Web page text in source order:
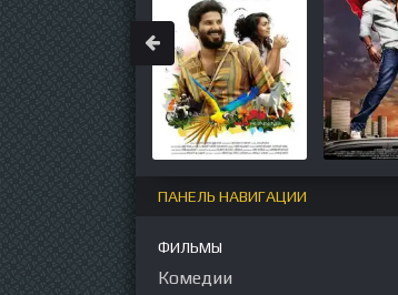
ПАНЕЛЬ НАВИГАЦИИ
ФИЛЬМЫ
Комедии